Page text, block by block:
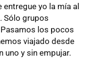
entregue yo la mía al
Sólo grupos
los pocos
viajado desde
uno y sin empujar.